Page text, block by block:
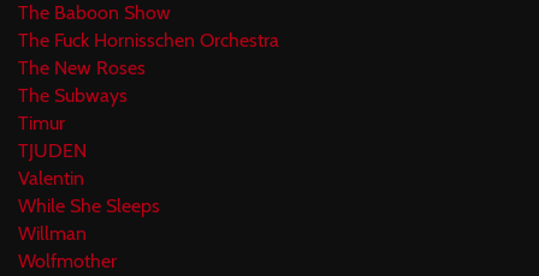
The Baboon Show
The Fuck Hornisschen Orchestra
The New Roses
The Subways
Timur
TJUDEN
Valentin
While She Sleeps
Willman
Wolfmother